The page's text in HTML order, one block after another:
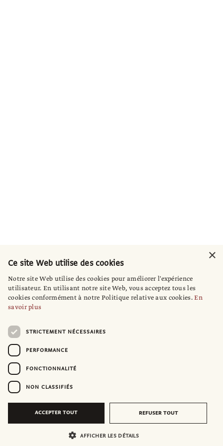
×
Ce site Web utilise des cookies
Notre site Web utilise des cookies pour améliorer l'expérience
utilisateur. En utilisant notre site Web, vous acceptez tous les
cookies conformément à notre Politique relative aux cookies.En
savoir plus
STRICTEMENT NÉCESSAIRES
PERFORMANCE
FONCTIONNALITÉ
NON CLASSIFIÉS
ACCEPTER TOUT REFUSER TOUT
AFFICHER LES DÉTAILS